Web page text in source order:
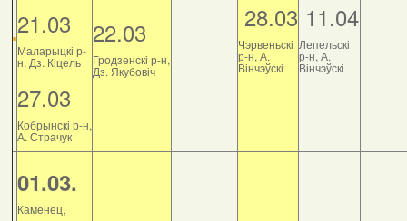
21.03
Маларыцкі р-
н, Дз. Кіцель
27.03
Кобрынскі р-н,
А. Страчук
22.03
Гродзенскі р-н,
Дз. Якубовіч
28.03
Чэрвеньскі
р-н, А.
Вінчэўскі
11.04
Лепельскі
р-н, А.
Вінчэўскі
01.03.
Каменец,